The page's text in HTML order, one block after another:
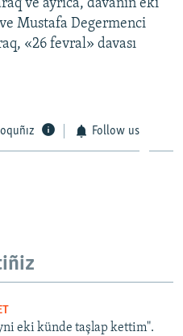
ve ayrıca, davanıñ eki
Mustafa Degermenci
«26 fevral» davası
Follow us
eki künde taşlap kettim".